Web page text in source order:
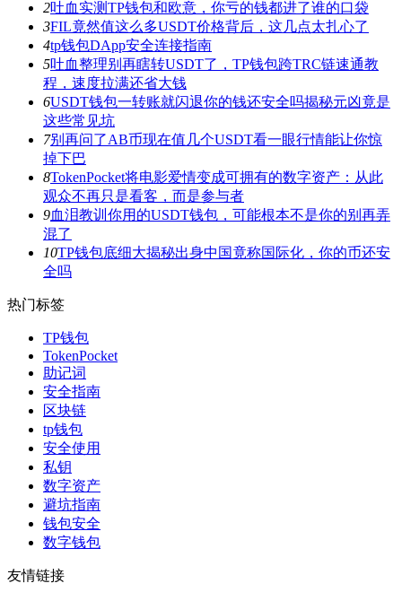
2吐血实测TP钱包和欧意，你亏的钱都进了谁的口袋
3FIL竟然值这么多USDT价格背后，这几点太扎心了
4tp钱包DApp安全连接指南
5吐血整理别再瞎转USDT了，TP钱包跨TRC链速通教
程，速度拉满还省大钱
6USDT钱包一转账就闪退你的钱还安全吗揭秘元凶竟是
这些常见坑
7别再问了AB币现在值几个USDT看一眼行情能让你惊
掉下巴
8TokenPocket将电影爱情变成可拥有的数字资产：从此
观众不再只是看客，而是参与者
9血泪教训你用的USDT钱包，可能根本不是你的别再弄
混了
10TP钱包底细大揭秘出身中国竟称国际化，你的币还安
全吗
热门标签
TP钱包
TokenPocket
助记词
安全指南
区块链
tp钱包
安全使用
私钥
数字资产
避坑指南
钱包安全
数字钱包
友情链接